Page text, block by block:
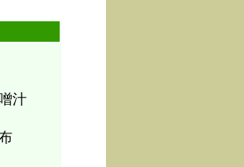
汁